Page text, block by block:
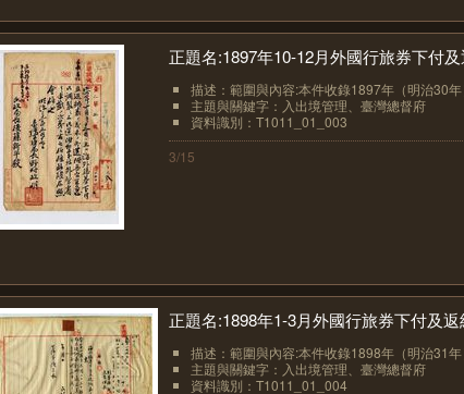
正題名:1897年10-12月外國行旅券下付
描述：範圍與內容:本件收錄1897年（明治30
主題與關鍵字：入出境管理、臺灣總督府
資料識別：T1011_01_003
3/15
正題名:1898年1-3月外國行旅券下付及
描述：範圍與內容:本件收錄1898年（明治31
主題與關鍵字：入出境管理、臺灣總督府
資料識別：T1011_01_004